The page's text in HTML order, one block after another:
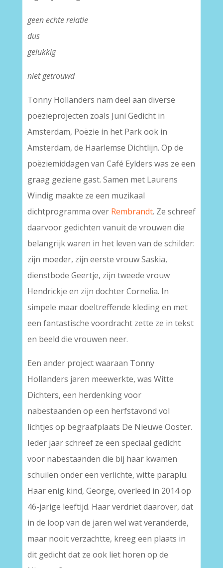
geen echte relatie
dus
gelukkig
niet getrouwd
Tonny Hollanders nam deel aan diverse
poëzieprojecten zoals Juni Gedicht in
Amsterdam, Poëzie in het Park ook in
Amsterdam, de Haarlemse Dichtlijn. Op de
poëziemiddagen van Café Eylders was ze een
graag geziene gast. Samen met Laurens
Windig maakte ze een muzikaal
dichtprogramma over Rembrandt. Ze schreef
daarvoor gedichten vanuit de vrouwen die
belangrijk waren in het leven van de schilder:
zijn moeder, zijn eerste vrouw Saskia,
dienstbode Geertje, zijn tweede vrouw
Hendrickje en zijn dochter Cornelia. In
simpele maar doeltreffende kleding en met
een fantastische voordracht zette ze in tekst
en beeld die vrouwen neer.
Een ander project waaraan Tonny
Hollanders jaren meewerkte, was Witte
Dichters, een herdenking voor
nabestaanden op een herfstavond vol
lichtjes op begraafplaats De Nieuwe Ooster.
Ieder jaar schreef ze een speciaal gedicht
voor nabestaanden die bij haar kwamen
schuilen onder een verlichte, witte paraplu.
Haar enig kind, George, overleed in 2014 op
46-jarige leeftijd. Haar verdriet daarover, dat
in de loop van de jaren wel wat veranderde,
maar nooit verzachtte, kreeg een plaats in
dit gedicht dat ze ook liet horen op de